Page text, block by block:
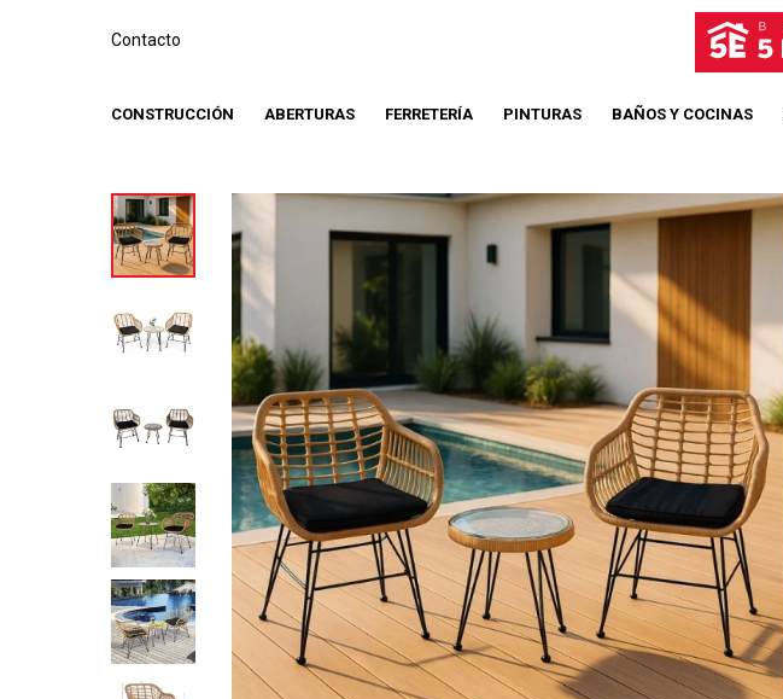
CONSTRUCCIÓN ABERTURAS FERRETERÍA PINTURAS BAÑOS Y COCINAS
Contacto